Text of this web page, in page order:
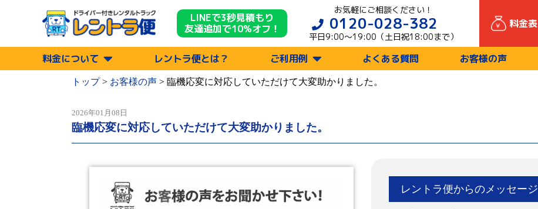
LINEで3秒見積もり
友達追加で10%オフ！
お気軽にご相談ください！
0120-028-382
平日9:00〜19:00（土日祝18:00まで）
料金表
料金について レントラ便とは？ ご利用例 よくある質問 お客様の声
トップ> お客様の声 > 臨機応変に対応していただけて大変助かりました。
2026年01月08日
臨機応変に対応していただけて大変助かりました。
レントラ便からのメッセージ